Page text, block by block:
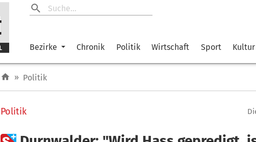
Bezirke Chronik Politik Wirtschaft Sport Kultur
» Politik
Politik